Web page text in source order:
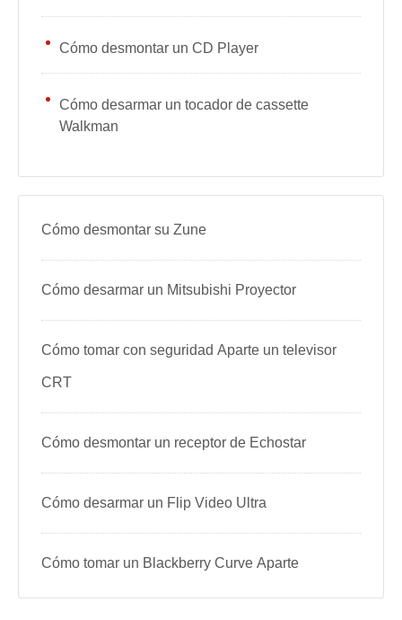
Cómo desmontar un CD Player
Cómo desarmar un tocador de cassette
Walkman
Cómo desmontar su Zune
Cómo desarmar un Mitsubishi Proyector
Cómo tomar con seguridad Aparte un televisor
CRT
Cómo desmontar un receptor de Echostar
Cómo desarmar un Flip Video Ultra
Cómo tomar un Blackberry Curve Aparte